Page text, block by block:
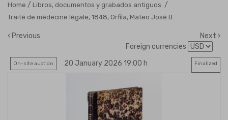
Home / Libros, documentos y grabados antiguos. /
Traité de médecine légale, 1848, Orfila, Mateo José B.
Previous
Next
Foreign currencies
On-site auction 20 January 2026 19:00 h Finalized